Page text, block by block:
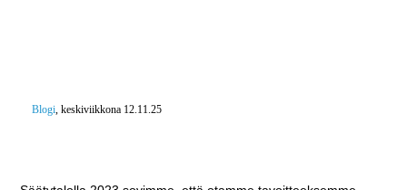
Blogi, keskiviikkona 12.11.25